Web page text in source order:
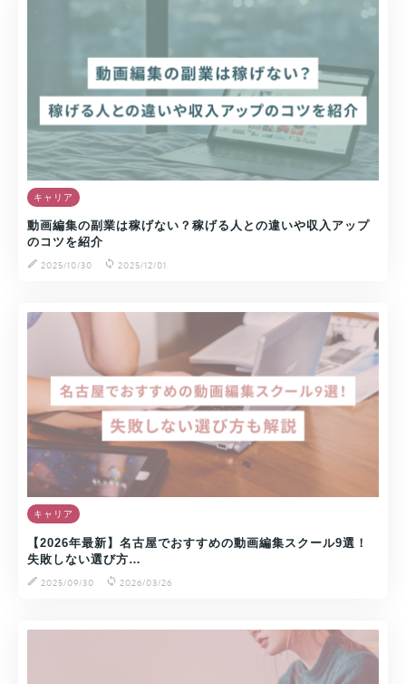
キャリア
動画編集の副業は稼げない？稼げる人との違いや収入アップ
のコツを紹介
2025/10/30
2025/12/01
キャリア
【2026年最新】名古屋でおすすめの動画編集スクール9選！
失敗しない選び方…
2025/09/30
2026/03/26